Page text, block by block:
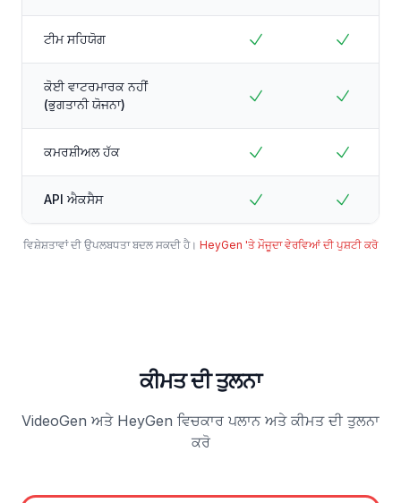
ਟੀਮ ਸਹਿਯੋਗ
ਕੋਈ ਵਾਟਰਮਾਰਕ ਨਹੀਂ
(ਭੁਗਤਾਨੀ ਯੋਜਨਾ)
ਕਮਰਸ਼ੀਅਲ ਹੱਕ
API ਐਕਸੈਸ
ਵਿਸ਼ੇਸ਼ਤਾਵਾਂ ਦੀ ਉਪਲਬਧਤਾ ਬਦਲ ਸਕਦੀ ਹੈ। HeyGen 'ਤੇ ਮੌਜੂਦਾ ਵੇਰਵਿਆਂ ਦੀ ਪੁਸ਼ਟੀ ਕਰੋ
ਕੀਮਤ ਦੀ ਤੁਲਨਾ
VideoGen ਅਤੇ HeyGen ਵਿਚਕਾਰ ਪਲਾਨ ਅਤੇ ਕੀਮਤ ਦੀ ਤੁਲਨਾ
ਕਰੋ